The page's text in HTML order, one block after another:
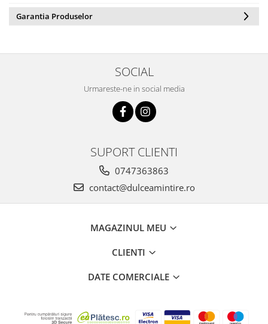
Garantia Produselor
SOCIAL
Urmareste-ne in social media
SUPORT CLIENTI
0747363863
contact@dulceamintire.ro
MAGAZINUL MEU
CLIENTI
DATE COMERCIALE